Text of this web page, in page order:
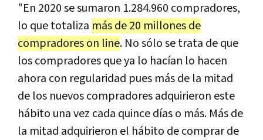
"En 2020 se sumaron 1.284.960 compradores,
lo que totaliza más de 20 millones de
compradores on line. No sólo se trata de que
los compradores que ya lo hacían lo hacen
ahora con regularidad pues más de la mitad
de los nuevos compradores adquirieron este
hábito una vez cada quince días o más. Más de
la mitad adquirieron el hábito de comprar de